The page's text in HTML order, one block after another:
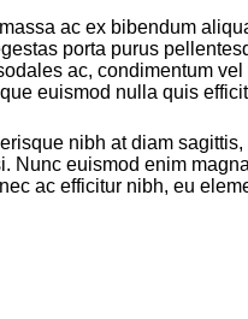
ac ex bibendum
porta purus
ac, condimentum
euismod nulla quis
nibh at diam
Nunc euismod enim
ac efficitur nibh, eu